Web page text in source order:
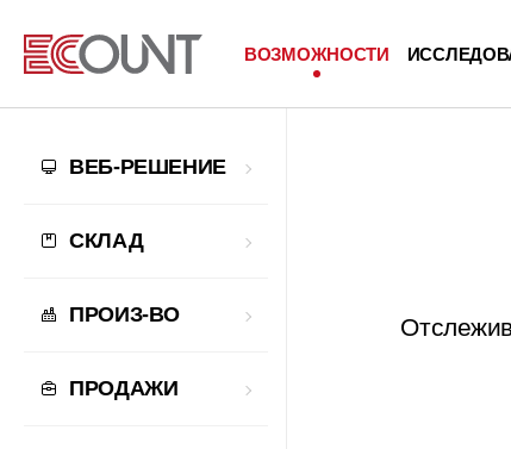
ВОЗМОЖНОСТИ
ВЕБ-РЕШЕНИЕ
СКЛАД
ПРОИЗ-ВО
ПРОДАЖИ